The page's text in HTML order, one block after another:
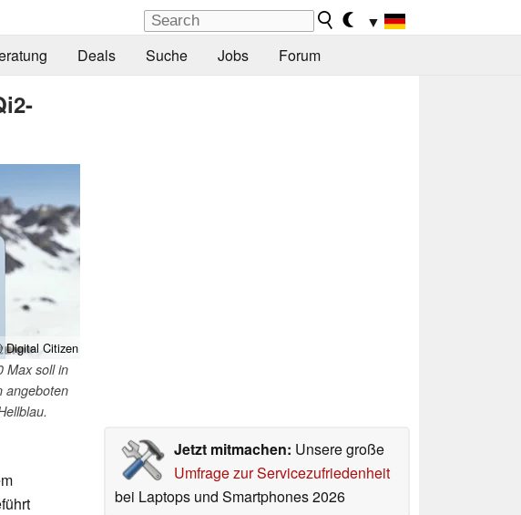
▼
Deals Suche Jobs Forum
Citizen
Max soll in
angeboten
Jetzt mitmachen: Unsere große
Umfrage zur Servicezufriedenheit
bei Laptops und Smartphones 2026